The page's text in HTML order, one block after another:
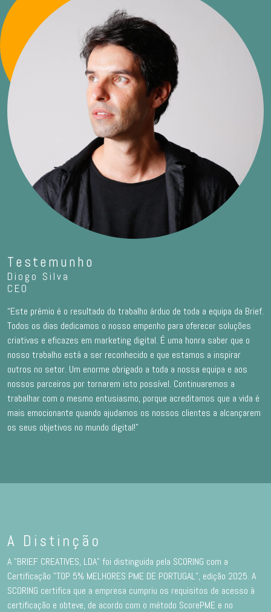
Testemunho
Diogo Silva
CEO
“Este prémio é o resultado do trabalho árduo de toda a equipa da Brief.
Todos os dias dedicamos o nosso empenho para oferecer soluções
criativas e eficazes em marketing digital. É uma honra saber que o
nosso trabalho está a ser reconhecido e que estamos a inspirar
outros no setor. Um enorme obrigado a toda a nossa equipa e aos
nossos parceiros por tornarem isto possível. Continuaremos a
trabalhar com o mesmo entusiasmo, porque acreditamos que a vida é
mais emocionante quando ajudamos os nossos clientes a alcançarem
os seus objetivos no mundo digital!”
A Distinção
A "BRIEF CREATIVES, LDA" foi distinguida pela SCORING com a
Certificação "TOP 5% MELHORES PME DE PORTUGAL”, edição 2025. A
SCORING certifica que a empresa cumpriu os requisitos de acesso à
certificação e obteve, de acordo com o método ScorePME e no